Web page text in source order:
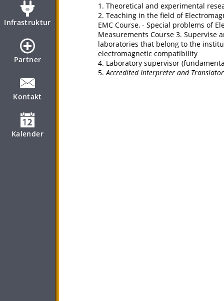
Infrastruktur
Partner
Kontakt
Kalender
1. Theoretical and experimental
2. Teaching in the field of
EMC Course, - Special problems of
Measurements Course 3. Supervise
laboratories that belong to the
electromagnetic compatibility
4. Laboratory supervisor
5. Accredited Interpreter and Translator